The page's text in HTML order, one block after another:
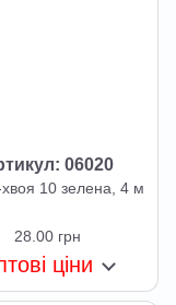
06020
10 зелена, 4 м
28.00 грн
ціни